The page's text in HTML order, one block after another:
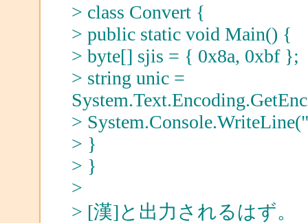
> class Convert {
> public static void Main() {
> byte[] sjis = { 0x8a, 0xbf };
> string unic =
>
> }
> }
>
> [漢]と出力されるはず。